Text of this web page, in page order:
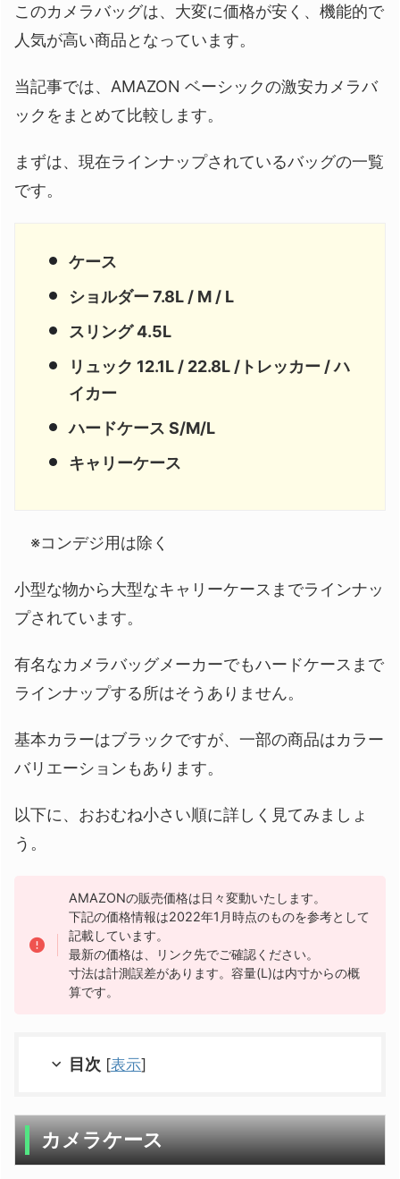
このカメラバッグは、大変に価格が安く、機能的で
人気が高い商品となっています。
当記事では、AMAZON ベーシックの激安カメラバ
ックをまとめて比較します。
まずは、現在ラインナップされているバッグの一覧
です。
ケース
ショルダー 7.8L / M / L
スリング 4.5L
リュック 12.1L / 22.8L /トレッカー / ハ
イカー
ハードケース S/M/L
キャリーケース
※コンデジ用は除く
小型な物から大型なキャリーケースまでラインナッ
プされています。
有名なカメラバッグメーカーでもハードケースまで
ラインナップする所はそうありません。
基本カラーはブラックですが、一部の商品はカラー
バリエーションもあります。
以下に、おおむね小さい順に詳しく見てみましょ
う。
AMAZONの販売価格は日々変動いたします。
下記の価格情報は2022年1月時点のものを参考として
記載しています。
最新の価格は、リンク先でご確認ください。
寸法は計測誤差があります。容量(L)は内寸からの概
算です。
目次 [表示]
カメラケース